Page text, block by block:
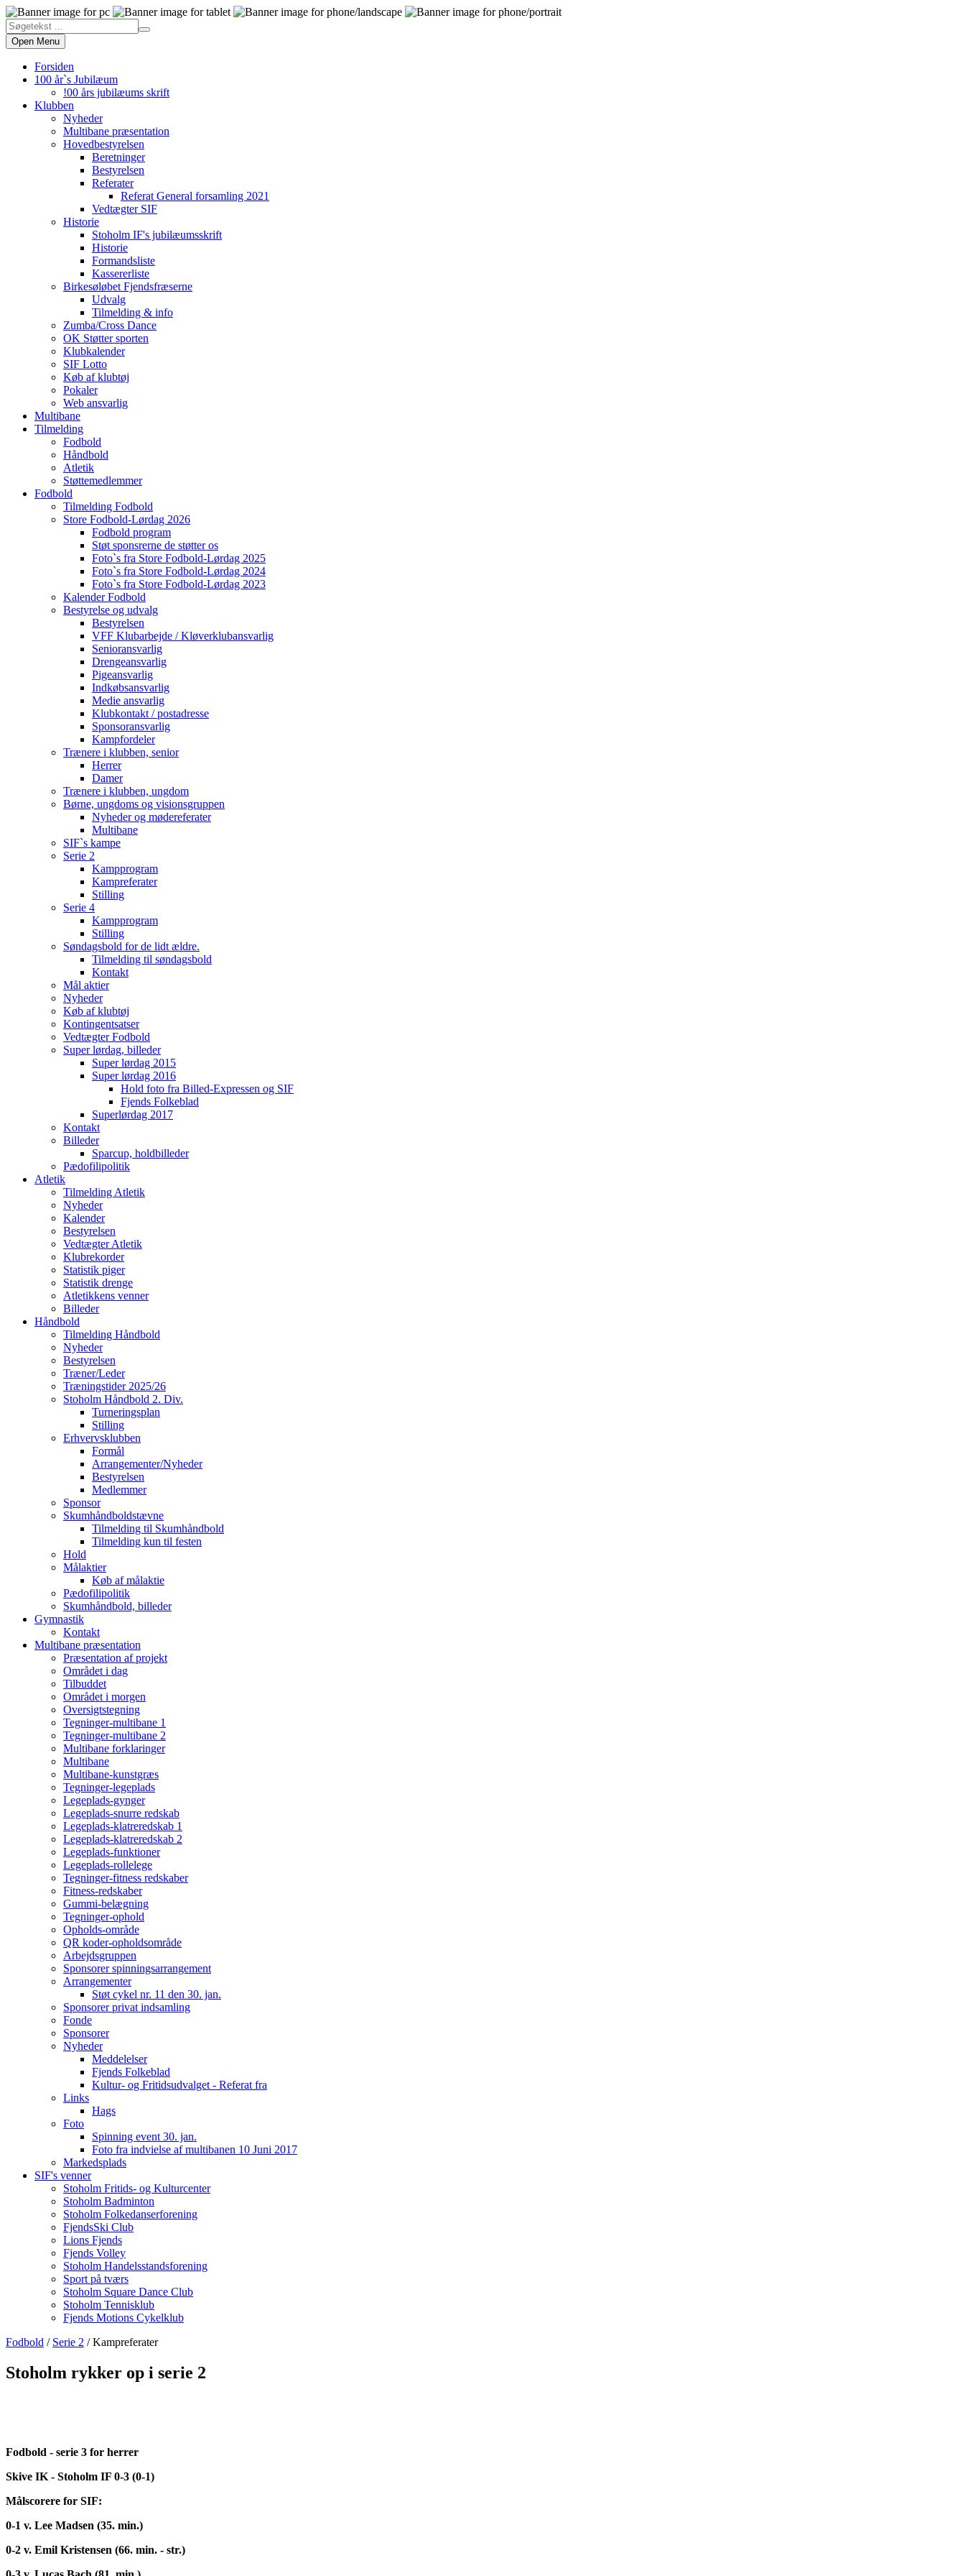
Open Menu
Forsiden
100 år`s Jubilæum
!00 års jubilæums skrift
Klubben
Nyheder
Multibane præsentation
Hovedbestyrelsen
Beretninger
Bestyrelsen
Referater
Referat General forsamling 2021
Vedtægter SIF
Historie
Stoholm IF's jubilæumsskrift
Historie
Formandsliste
Kassererliste
Birkesøløbet Fjendsfræserne
Udvalg
Tilmelding & info
Zumba/Cross Dance
OK Støtter sporten
Klubkalender
SIF Lotto
Køb af klubtøj
Pokaler
Web ansvarlig
Multibane
Tilmelding
Fodbold
Håndbold
Atletik
Støttemedlemmer
Fodbold
Tilmelding Fodbold
Store Fodbold-Lørdag 2026
Fodbold program
Støt sponsrerne de støtter os
Foto`s fra Store Fodbold-Lørdag 2025
Foto`s fra Store Fodbold-Lørdag 2024
Foto`s fra Store Fodbold-Lørdag 2023
Kalender Fodbold
Bestyrelse og udvalg
Bestyrelsen
VFF Klubarbejde / Kløverklubansvarlig
Senioransvarlig
Drengeansvarlig
Pigeansvarlig
Indkøbsansvarlig
Medie ansvarlig
Klubkontakt / postadresse
Sponsoransvarlig
Kampfordeler
Trænere i klubben, senior
Herrer
Damer
Trænere i klubben, ungdom
Børne, ungdoms og visionsgruppen
Nyheder og mødereferater
Multibane
SIF`s kampe
Serie 2
Kampprogram
Kampreferater
Stilling
Serie 4
Kampprogram
Stilling
Søndagsbold for de lidt ældre.
Tilmelding til søndagsbold
Kontakt
Mål aktier
Nyheder
Køb af klubtøj
Kontingentsatser
Vedtægter Fodbold
Super lørdag, billeder
Super lørdag 2015
Super lørdag 2016
Hold foto fra Billed-Expressen og SIF
Fjends Folkeblad
Superlørdag 2017
Kontakt
Billeder
Sparcup, holdbilleder
Pædofilipolitik
Atletik
Tilmelding Atletik
Nyheder
Kalender
Bestyrelsen
Vedtægter Atletik
Klubrekorder
Statistik piger
Statistik drenge
Atletikkens venner
Billeder
Håndbold
Tilmelding Håndbold
Nyheder
Bestyrelsen
Træner/Leder
Træningstider 2025/26
Stoholm Håndbold 2. Div.
Turneringsplan
Stilling
Erhvervsklubben
Formål
Arrangementer/Nyheder
Bestyrelsen
Medlemmer
Sponsor
Skumhåndboldstævne
Tilmelding til Skumhåndbold
Tilmelding kun til festen
Hold
Målaktier
Køb af målaktie
Pædofilipolitik
Skumhåndbold, billeder
Gymnastik
Kontakt
Multibane præsentation
Præsentation af projekt
Området i dag
Tilbuddet
Området i morgen
Oversigtstegning
Tegninger-multibane 1
Tegninger-multibane 2
Multibane forklaringer
Multibane
Multibane-kunstgræs
Tegninger-legeplads
Legeplads-gynger
Legeplads-snurre redskab
Legeplads-klatreredskab 1
Legeplads-klatreredskab 2
Legeplads-funktioner
Legeplads-rollelege
Tegninger-fitness redskaber
Fitness-redskaber
Gummi-belægning
Tegninger-ophold
Opholds-område
QR koder-opholdsområde
Arbejdsgruppen
Sponsorer spinningsarrangement
Arrangementer
Støt cykel nr. 11 den 30. jan.
Sponsorer privat indsamling
Fonde
Sponsorer
Nyheder
Meddelelser
Fjends Folkeblad
Kultur- og Fritidsudvalget - Referat fra
Links
Hags
Foto
Spinning event 30. jan.
Foto fra indvielse af multibanen 10 Juni 2017
Markedsplads
SIF's venner
Stoholm Fritids- og Kulturcenter
Stoholm Badminton
Stoholm Folkedanserforening
FjendsSki Club
Lions Fjends
Fjends Volley
Stoholm Handelsstandsforening
Sport på tværs
Stoholm Square Dance Club
Stoholm Tennisklub
Fjends Motions Cykelklub
Fodbold / Serie 2 / Kampreferater
Stoholm rykker op i serie 2
Fodbold - serie 3 for herrer
Skive IK - Stoholm IF 0-3 (0-1)
Målscorere for SIF:
0-1 v. Lee Madsen (35. min.)
0-2 v. Emil Kristensen (66. min. - str.)